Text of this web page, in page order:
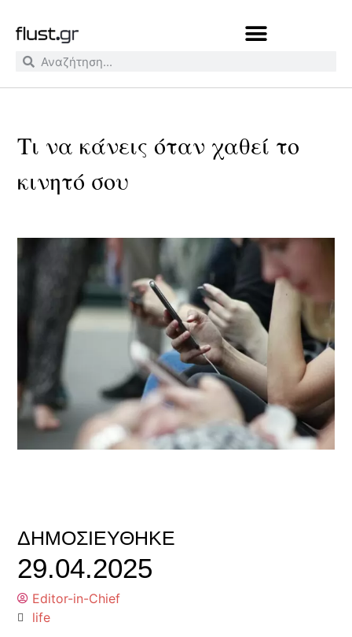
Τι να κάνεις όταν χαθεί το
κινητό σου
ΔΗΜΟΣΙΕΎΘΗΚΕ
29.04.2025
Editor-in-Chief
life